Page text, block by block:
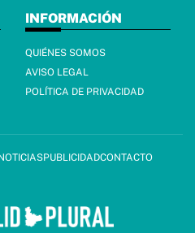
INFORMACIÓN
QUIÉNES SOMOS
AVISO LEGAL
POLÍTICA DE PRIVACIDAD
PUBLICIDADCONTACTO